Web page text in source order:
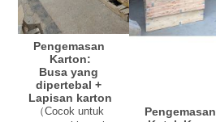
Pengemasan
Karton:
Busa yang
dipertebal +
Lapisan karton
（Cocok untuk
Pengemasan